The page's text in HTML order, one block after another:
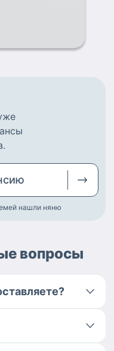
.
нашли няню
вопросы